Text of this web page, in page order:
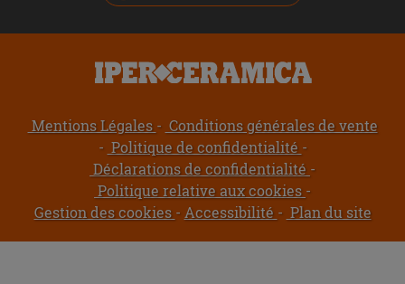
Mentions Légales
Conditions générales de vente
Politique de confidentialité
Déclarations de confidentialité
Politique relative aux cookies
Gestion des cookies
Accessibilité Plan du site